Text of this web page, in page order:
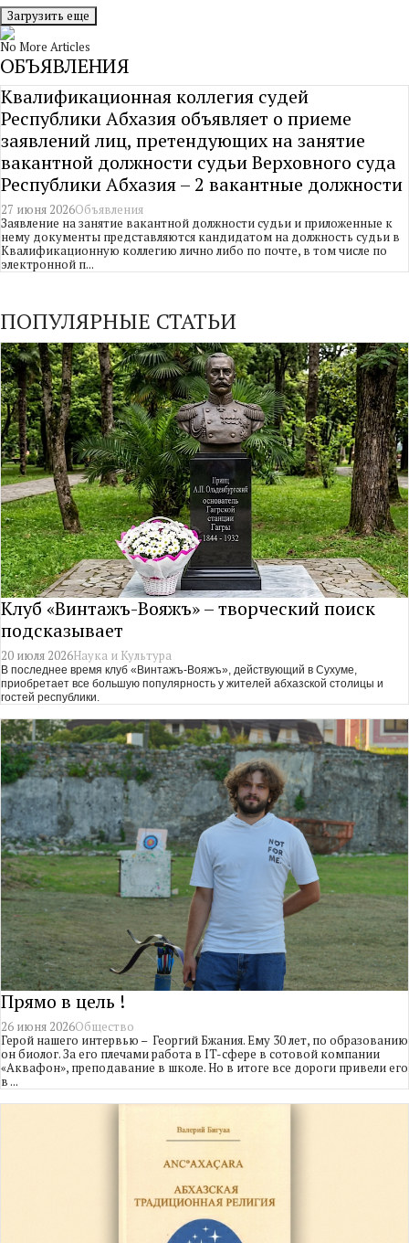
Загрузить еще
No More Articles
ОБЪЯВЛЕНИЯ
Квалификационная коллегия судей
Республики Абхазия объявляет о приеме
заявлений лиц, претендующих на занятие
вакантной должности судьи Верховного суда
Республики Абхазия – 2 вакантные должности
27 июня 2026Объявления
Заявление на занятие вакантной должности судьи и приложенные к
нему документы представляются кандидатом на должность судьи в
Квалификационную коллегию лично либо по почте, в том числе по
электронной п...
ПОПУЛЯРНЫЕ СТАТЬИ
Клуб «Винтажъ-Вояжъ» – творческий поиск
подсказывает
20 июля 2026Наука и Культура
В последнее время клуб «Винтажъ-Вояжъ», действующий в Сухуме,
приобретает все большую популярность у жителей абхазской столицы и
гостей республики.
Прямо в цель !
26 июня 2026Общество
Герой нашего интервью – Георгий Бжания. Ему 30 лет, по образованию
он биолог. За его плечами работа в IT-сфере в сотовой компании
«Аквафон», преподавание в школе. Но в итоге все дороги привели его
в ...